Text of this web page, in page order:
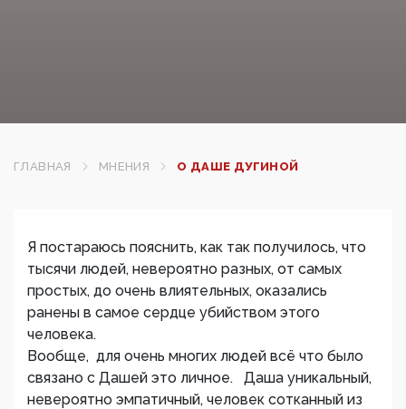
ГЛАВНАЯ МНЕНИЯ О ДАШЕ ДУГИНОЙ
Я постараюсь пояснить, как так получилось, что
тысячи людей, невероятно разных, от самых
простых, до очень влиятельных, оказались
ранены в самое сердце убийством этого
человека.
Вообще, для очень многих людей всë что было
связано с Дашей это личное. Даша уникальный,
невероятно эмпатичный, человек сотканный из